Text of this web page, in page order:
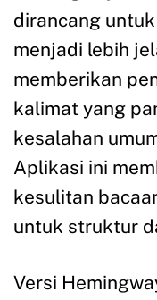
dirancang
menjadi lebih
memberikan
kalimat yang
kesalahan
Aplikasi ini
kesulitan
untuk struktur
Versi